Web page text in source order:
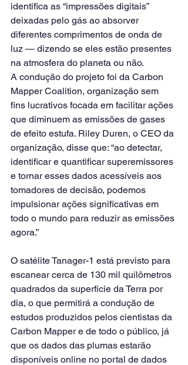
identifica as “impressões digitais”
deixadas pelo gás ao absorver
diferentes comprimentos de onda de
luz — dizendo se eles estão presentes
na atmosfera do planeta ou não.
A condução do projeto foi da Carbon
Mapper Coalition, organização sem
fins lucrativos focada em facilitar ações
que diminuem as emissões de gases
de efeito estufa. Riley Duren, o CEO da
organização, disse que: “ao detectar,
identificar e quantificar superemissores
e tornar esses dados acessíveis aos
tomadores de decisão, podemos
impulsionar ações significativas em
todo o mundo para reduzir as emissões
agora.”
O satélite Tanager-1 está previsto para
escanear cerca de 130 mil quilômetros
quadrados da superfície da Terra por
dia, o que permitirá a condução de
estudos produzidos pelos cientistas da
Carbon Mapper e de todo o público, já
que os dados das plumas estarão
disponíveis online no portal de dados